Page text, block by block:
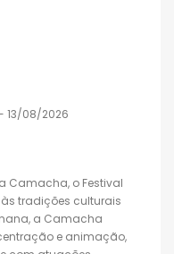
13/08/2026
Camacha, o Festival
tradições culturais
a Camacha
e animação,